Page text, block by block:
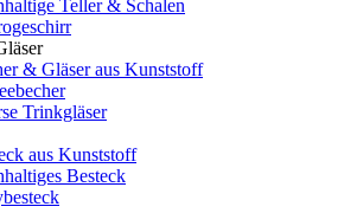
Teller & Schalen
& Gläser aus Kunststoff
Trinkgläser
aus Kunststoff
Besteck